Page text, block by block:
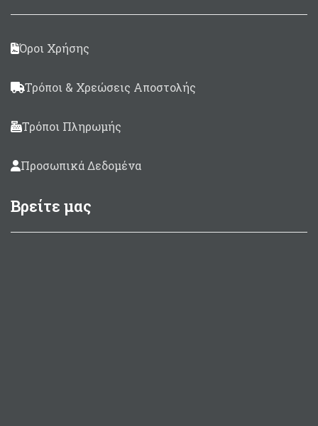
Όροι Χρήσης
Τρόποι & Χρεώσεις Αποστολής
Τρόποι Πληρωμής
Προσωπικά Δεδομένα
Βρείτε μας